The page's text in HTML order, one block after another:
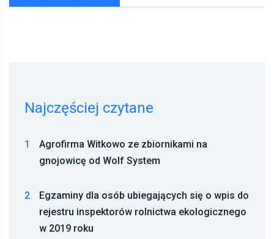
Najczęściej czytane
1
Agrofirma Witkowo ze zbiornikami na
gnojowicę od Wolf System
2
Egzaminy dla osób ubiegających się o wpis do
rejestru inspektorów rolnictwa ekologicznego
w 2019 roku